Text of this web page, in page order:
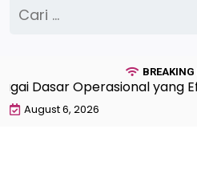
untuk:
BREAKING
Dasar Operasional yang
August 6, 2026